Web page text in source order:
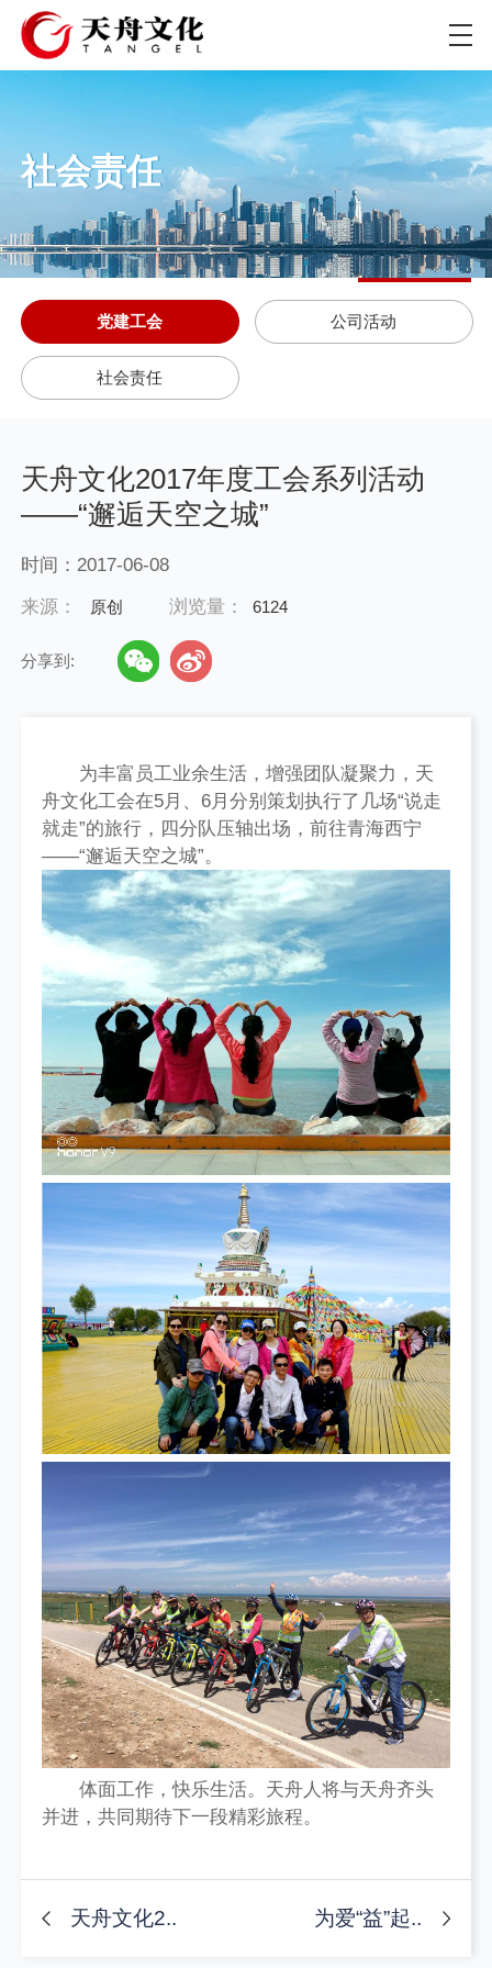
社会责任
党建工会 公司活动
社会责任
天舟文化2017年度工会系列活动
——“邂逅天空之城”
时间：2017-06-08
来源： 原创 浏览量： 6124
分享到:
为丰富员工业余生活，增强团队凝聚力，天
舟文化工会在5月、6月分别策划执行了几场“说走
就走”的旅行，四分队压轴出场，前往青海西宁
——“邂逅天空之城”。
体面工作，快乐生活。天舟人将与天舟齐头
并进，共同期待下一段精彩旅程。
天舟文化2.. 为爱“益”起..